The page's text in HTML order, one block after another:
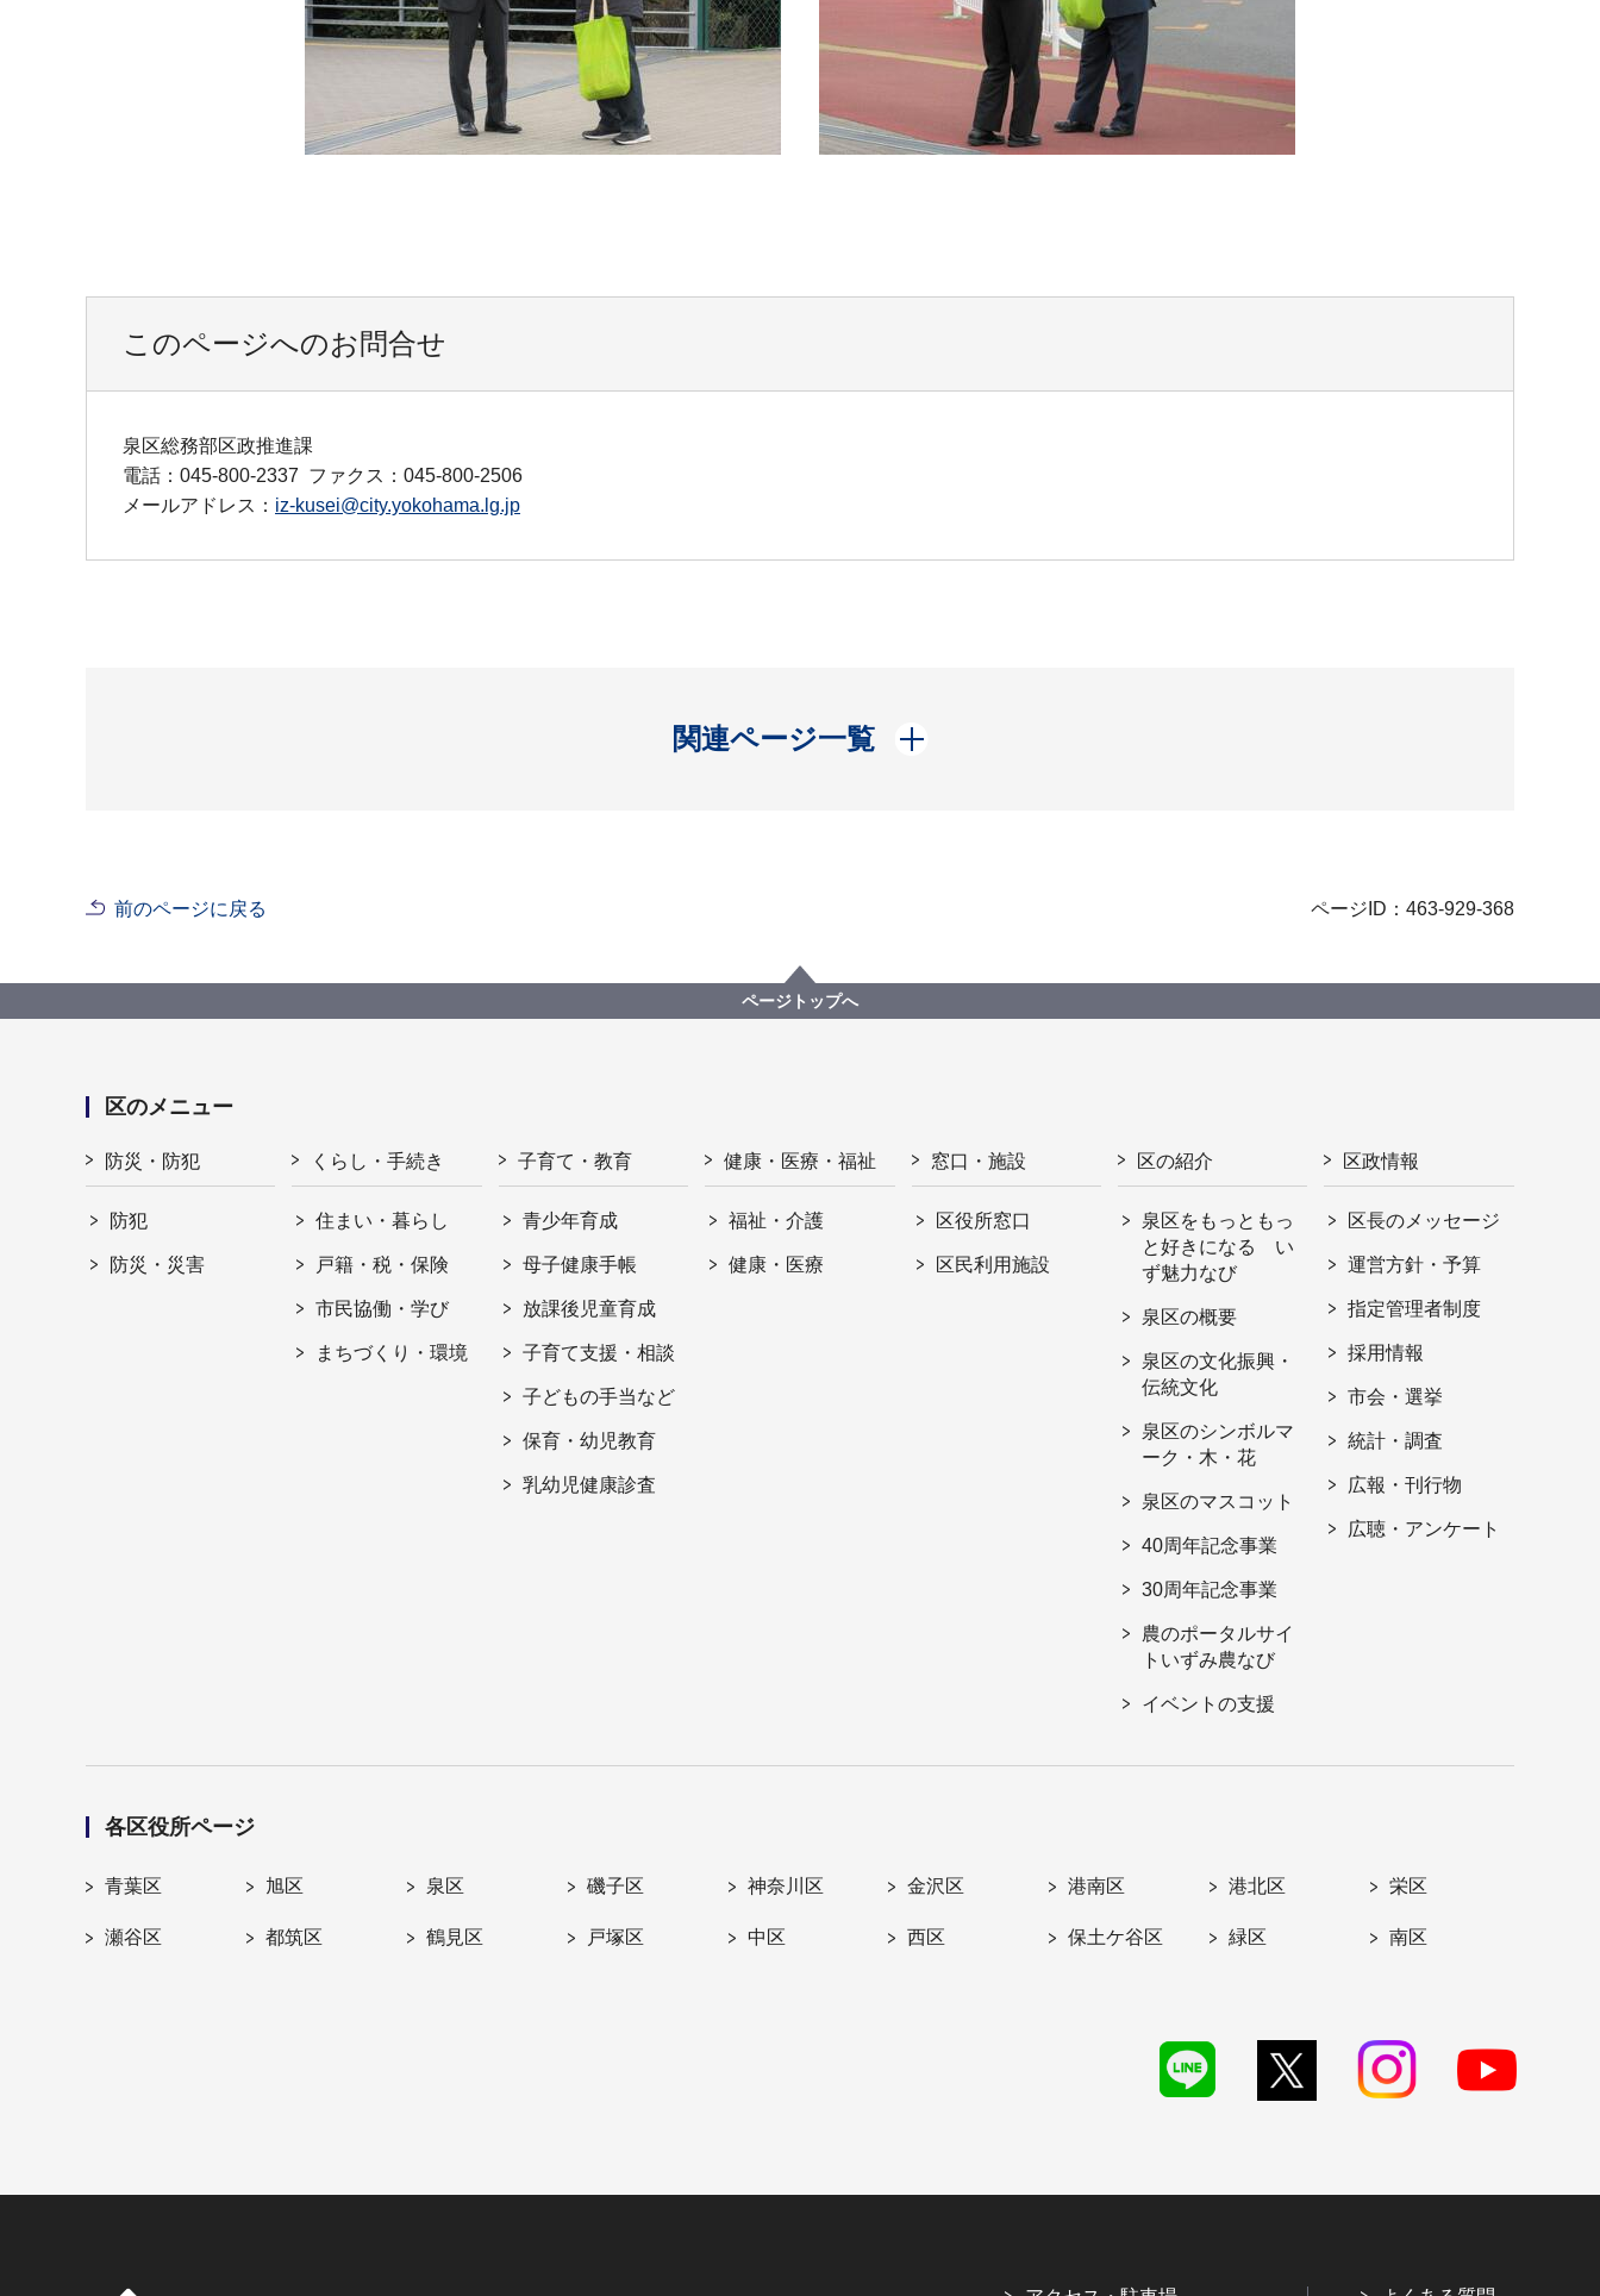
このページへのお問合せ
泉区総務部区政推進課
電話：045-800-2337 ファクス：045-800-2506
メールアドレス： iz-kusei@city.yokohama.lg.jp
関連ページ一覧
開く
前のページに戻る ページID：463-929-368
ページトップへ
区のメニュー
防災・防犯
防犯
防災・災害
くらし・手続き
住まい・暮らし
戸籍・税・保険
市民協働・学び
まちづくり・環境
子育て・教育
青少年育成
母子健康手帳
放課後児童育成
子育て支援・相談
子どもの手当など
保育・幼児教育
乳幼児健康診査
健康・医療・福祉
福祉・介護
健康・医療
窓口・施設
区役所窓口
区民利用施設
区の紹介
泉区をもっともっ
と好きになる い
ず魅力なび
泉区の概要
泉区の文化振興・
伝統文化
泉区のシンボルマ
ーク・木・花
泉区のマスコット
40周年記念事業
30周年記念事業
農のポータルサイ
トいずみ農なび
イベントの支援
区政情報
区長のメッセージ
運営方針・予算
指定管理者制度
採用情報
市会・選挙
統計・調査
広報・刊行物
広聴・アンケート
各区役所ページ
青葉区 旭区 泉区 磯子区 神奈川区 金沢区 港南区 港北区 栄区
瀬谷区 都筑区 鶴見区 戸塚区 中区 西区 保土ケ谷区 緑区 南区